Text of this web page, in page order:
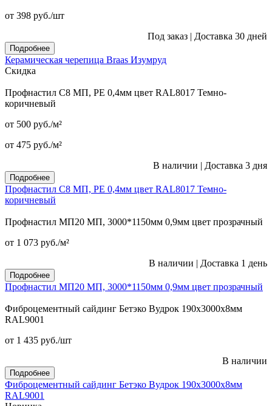
от 398 руб./шт
Под заказ | Доставка 30 дней
Подробнее
Керамическая черепица Braas Изумруд
Скидка
Профнастил С8 МП, PE 0,4мм цвет RAL8017 Темно-
коричневый
от 500 руб./м²
от 475 руб./м²
В наличии | Доставка 3 дня
Подробнее
Профнастил С8 МП, PE 0,4мм цвет RAL8017 Темно-
коричневый
Профнастил МП20 МП, 3000*1150мм 0,9мм цвет прозрачный
от 1 073 руб./м²
В наличии | Доставка 1 день
Подробнее
Профнастил МП20 МП, 3000*1150мм 0,9мм цвет прозрачный
Фиброцементный сайдинг Бетэко Вудрок 190х3000х8мм
RAL9001
от 1 435 руб./шт
В наличии
Подробнее
Фиброцементный сайдинг Бетэко Вудрок 190х3000х8мм
RAL9001